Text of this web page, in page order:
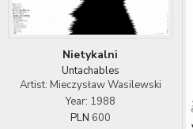
Nietykalni
Untachables
Artist: Mieczysław Wasilewski
Year: 1988
PLN 600